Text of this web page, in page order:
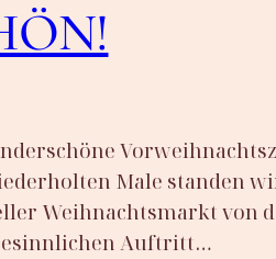
Male standen
Weihnachtsmarkt von
Auftritt…